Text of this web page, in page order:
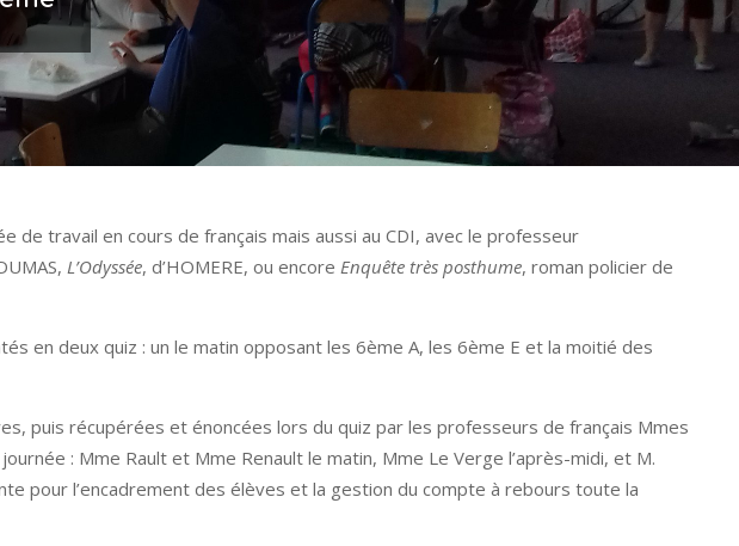
travail en cours de français mais aussi au CDI, avec le professeur
L’Odyssée, d’HOMERE, ou encore Enquête très posthume, roman policier de
en deux quiz : un le matin opposant les 6ème A, les 6ème E et la moitié des
puis récupérées et énoncées lors du quiz par les professeurs de français Mmes
: Mme Rault et Mme Renault le matin, Mme Le Verge l’après-midi, et M.
pour l’encadrement des élèves et la gestion du compte à rebours toute la